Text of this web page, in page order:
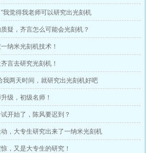
我觉得我老师可以研究出光刻机
疑，齐言怎么可能会光刻机？
纳米光刻机技术！
言去研究光刻机！
我两天时间，就研究出光刻机好吧
级，初级名师！
开始了，陈风要迟到？
，大专生研究出来了一纳米光刻机
，又是大专生的研究！